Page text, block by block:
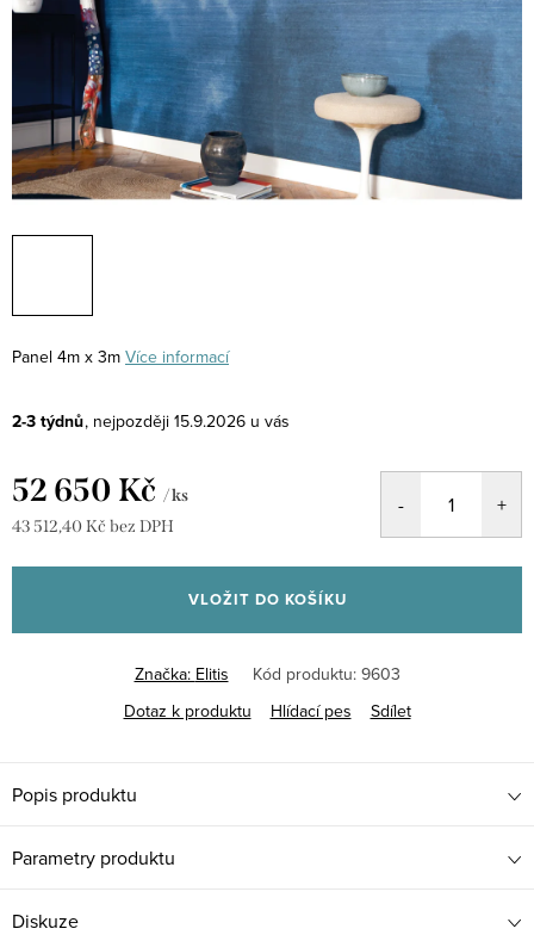
Panel 4m x 3m Více informací
2-3 týdnů 15.9.2026
52 650 Kč / ks
43 512,40 Kč bez DPH
cena:
VLOŽIT DO KOŠÍKU
Značka: Elitis Kód produktu: 9603
Dotaz k produktu
Hlídací pes Sdílet
Popis produktu
Parametry produktu
Diskuze